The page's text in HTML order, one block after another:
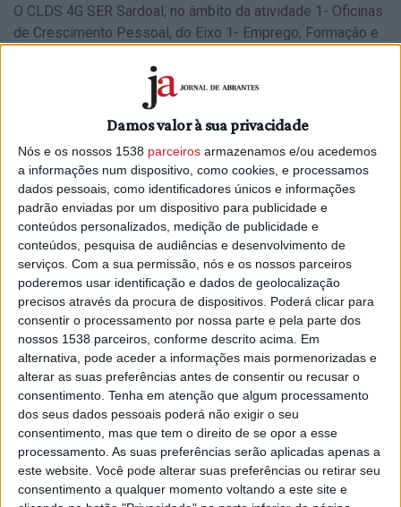
Damos valor à sua privacidade
Nós e os nossos 1538 parceiros armazenamos e/ou acedemos
a informações num dispositivo, como cookies, e processamos
dados pessoais, como identificadores únicos e informações
padrão enviadas por um dispositivo para publicidade e
conteúdos personalizados, medição de publicidade e
conteúdos, pesquisa de audiências e desenvolvimento de
serviços. Com a sua permissão, nós e os nossos parceiros
poderemos usar identificação e dados de geolocalização
precisos através da procura de dispositivos. Poderá clicar para
consentir o processamento por nossa parte e pela parte dos
nossos 1538 parceiros, conforme descrito acima. Em
alternativa, pode aceder a informações mais pormenorizadas e
alterar as suas preferências antes de consentir ou recusar o
consentimento. Tenha em atenção que algum processamento
dos seus dados pessoais poderá não exigir o seu
consentimento, mas que tem o direito de se opor a esse
processamento. As suas preferências serão aplicadas apenas a
este website. Você pode alterar suas preferências ou retirar seu
consentimento a qualquer momento voltando a este site e
O CLDS 4G SER Sardoal, no âmbito da atividade 1- Oficinas
de Crescimento Pessoal, do Eixo 1- Emprego, Formação e
“Técnicas de Procura de Emprego.” Esta sessão tem como
objetivo dinamizar ações de sensibilização para a
aquisição de competências, promover a procura de
A sessão irá permitir à população do concelho de Sardoal
apresentar boas candidaturas de emprego de forma a
corresponder às exigências dos processos de
recrutamento e seleção.
Esta atividade irá realizar-se nos dias 25 e 26 de janeiro de
2021, na Sala Multiusos do Centro Cultural Gil Vicente, entre
as 10h e às 12h. Os interessados podem escolher o dia
mais conveniente sendo que as vagas são limitadas devido
às normas da DGS.
Esta atividade surge em parceria com o Instituto de
Emprego e Formação Profissional - Serviço de Emprego de
Abrantes e é destinada a todos os desempregados e
beneficiários de RSI.
A inscrição pode ser efetuada na sede do CLDS 4G SER
Sardoal, Rua Mestre do Sardoal nº7 - Sardoal, através do e-
mailsersardoal.clds4g@gmail.comou ainda através dos